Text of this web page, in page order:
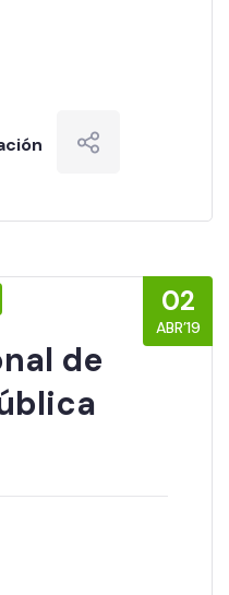
02
ABR’19
de